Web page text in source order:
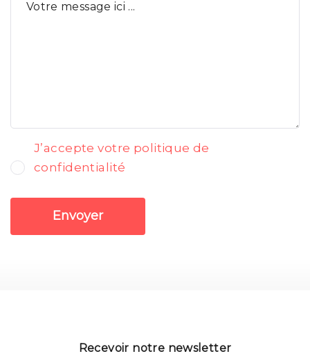
J’accepte votre politique de
confidentialité
Envoyer
Recevoir notre newsletter